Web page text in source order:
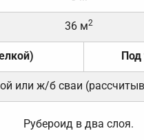
36 м2
Под
или ж/б сваи
Рубероид в два слоя.